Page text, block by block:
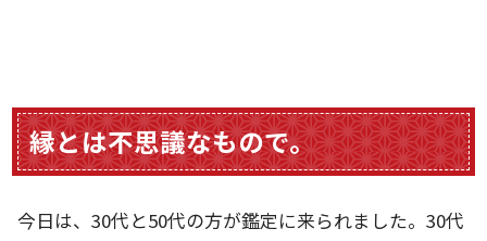
縁とは不思議なもので。
今日は、30代と50代の方が鑑定に来られました。30代